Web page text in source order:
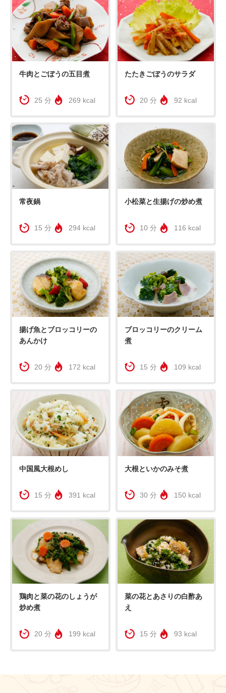
牛肉とごぼうの五目煮
25 分 269 kcal
たたきごぼうのサラダ
20 分 92 kcal
常夜鍋
15 分 294 kcal
小松菜と生揚げの炒め煮
10 分 116 kcal
揚げ魚とブロッコリーの
あんかけ
20 分 172 kcal
ブロッコリーのクリーム
煮
15 分 109 kcal
中国風大根めし
15 分 391 kcal
大根といかのみそ煮
30 分 150 kcal
鶏肉と菜の花のしょうが
炒め煮
20 分 199 kcal
菜の花とあさりの白酢あ
え
15 分 93 kcal